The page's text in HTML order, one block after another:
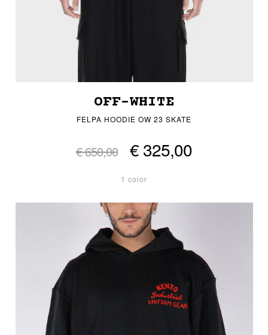
OFF-WHITE
FELPA HOODIE OW 23 SKATE
€ 650,00 € 325,00
1 color